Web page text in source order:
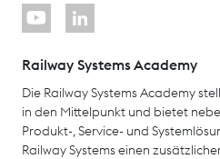
Railway Systems Academy
Die Railway Systems Academy
in den Mittelpunkt und bietet
Produkt-, Service- und
Railway Systems einen